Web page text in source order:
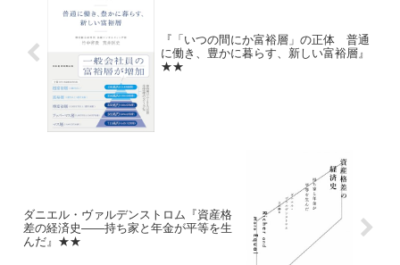
『「いつの間にか富裕層」の正体 普通
に働き、豊かに暮らす、新しい富裕層』
★★
ダニエル・ヴァルデンストロム『資産格
差の経済史――持ち家と年金が平等を生
んだ』★★